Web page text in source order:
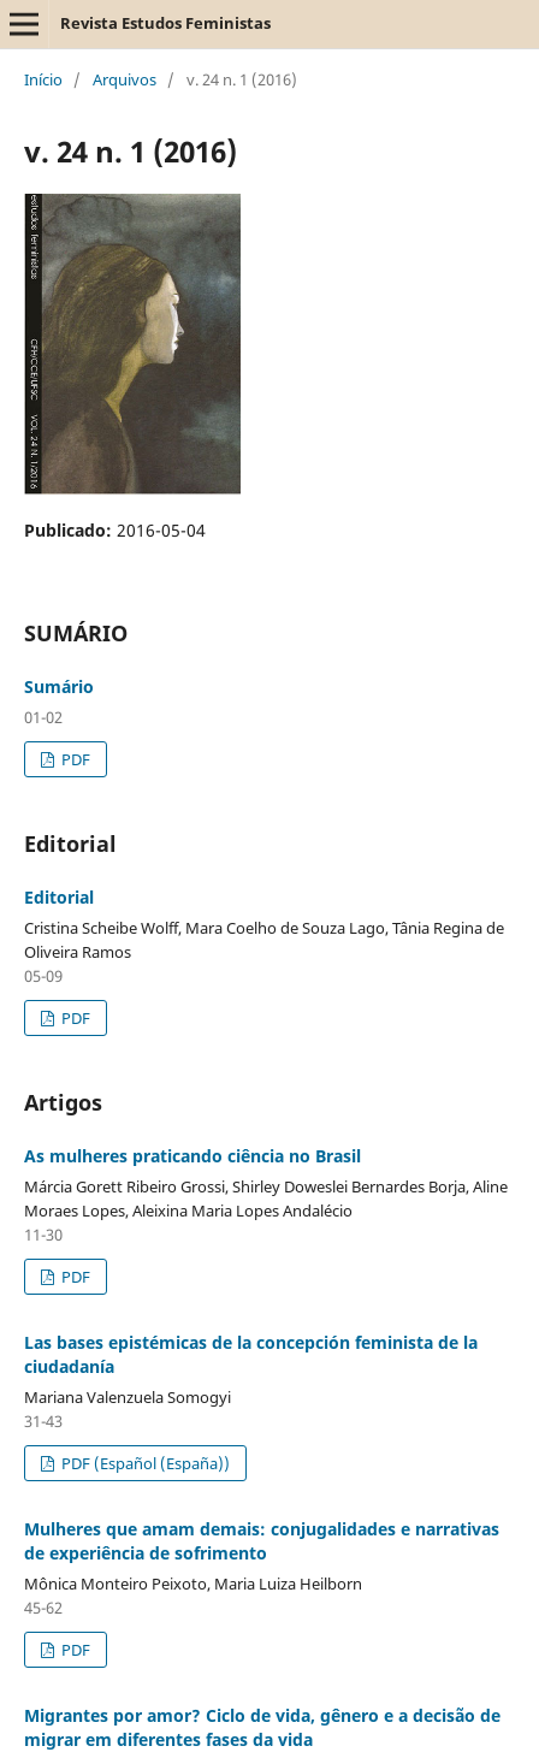
Revista Estudos Feministas
Início / Arquivos / v. 24 n. 1 (2016)
v. 24 n. 1 (2016)
Publicado: 2016-05-04
SUMÁRIO
Sumário
01-02
PDF
Editorial
Editorial
Cristina Scheibe Wolff, Mara Coelho de Souza Lago, Tânia Regina de
Oliveira Ramos
05-09
PDF
Artigos
As mulheres praticando ciência no Brasil
Márcia Gorett Ribeiro Grossi, Shirley Doweslei Bernardes Borja, Aline
Moraes Lopes, Aleixina Maria Lopes Andalécio
11-30
PDF
Las bases epistémicas de la concepción feminista de la
ciudadanía
Mariana Valenzuela Somogyi
31-43
PDF (Español (España))
Mulheres que amam demais: conjugalidades e narrativas
de experiência de sofrimento
Mônica Monteiro Peixoto, Maria Luiza Heilborn
45-62
PDF
Migrantes por amor? Ciclo de vida, gênero e a decisão de
migrar em diferentes fases da vida